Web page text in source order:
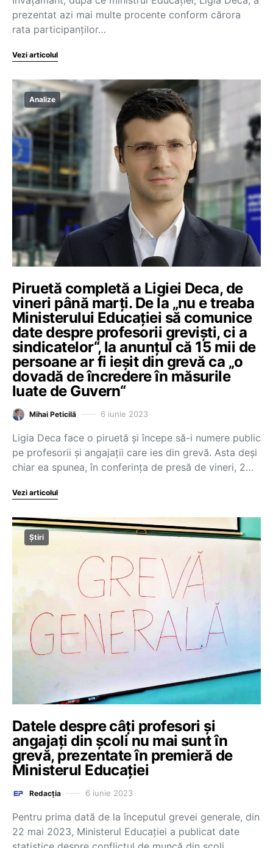
prezentat azi mai multe procente conform cărora
rata participanților…
Vezi articolul
Analize
Piruetă completă a Ligiei Deca, de
vineri până marți. De la „nu e treaba
Ministerului Educației să comunice
date despre profesorii greviști, ci a
sindicatelor“, la anunțul că 15 mii de
persoane ar fi ieșit din grevă ca „o
dovadă de încredere în măsurile
luate de Guvern“
Mihai Peticilă 6 iunie 2023
Ligia Deca face o piruetă și începe să-i numere public
pe profesorii și angajații care ies din grevă. Asta deși
chiar ea spunea, în conferința de presă de vineri, 2…
Vezi articolul
Știri
Datele despre câți profesori și
angajați din școli nu mai sunt în
grevă, prezentate în premieră de
Ministerul Educației
Redacția 6 iunie 2023
Pentru prima dată de la începutul grevei generale, din
22 mai 2023, Ministerul Educației a publicat date